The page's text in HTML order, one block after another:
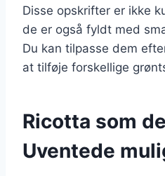
Disse opskrifter er ikke
de er også fyldt med
Du kan tilpasse dem
at tilføje forskellige
Ricotta som
Uventede